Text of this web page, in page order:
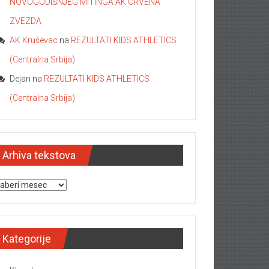
NOVOGODIŠNJEG MITINGA AK CRVENA
ZVEZDA
AK Kruševac na REZULTATI KIDS ATHLETICS
(Centralna Srbija)
Dejan na REZULTATI KIDS ATHLETICS
(Centralna Srbija)
Arhiva tekstova
tekstova
Kategorije